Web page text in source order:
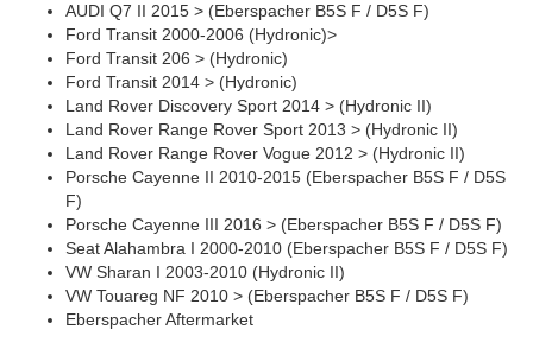
AUDI Q7 II 2015 > (Eberspacher B5S F / D5S F)
Ford Transit 2000-2006 (Hydronic)>
Ford Transit 206 > (Hydronic)
Ford Transit 2014 > (Hydronic)
Land Rover Discovery Sport 2014 > (Hydronic II)
Land Rover Range Rover Sport 2013 > (Hydronic II)
Land Rover Range Rover Vogue 2012 > (Hydronic II)
Porsche Cayenne II 2010-2015 (Eberspacher B5S F / D5S
F)
Porsche Cayenne III 2016 > (Eberspacher B5S F / D5S F)
Seat Alahambra I 2000-2010 (Eberspacher B5S F / D5S F)
VW Sharan I 2003-2010 (Hydronic II)
VW Touareg NF 2010 > (Eberspacher B5S F / D5S F)
Eberspacher Aftermarket